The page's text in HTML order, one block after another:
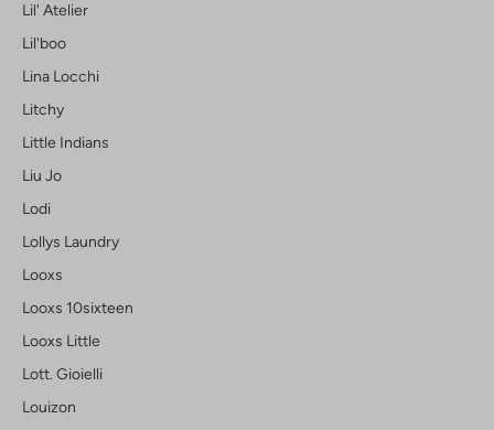
Lil' Atelier
Lil'boo
Lina Locchi
Litchy
Little Indians
Liu Jo
Lodi
Lollys Laundry
Looxs
Looxs 10sixteen
Looxs Little
Lott. Gioielli
Louizon